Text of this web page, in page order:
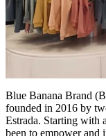
Blue Banana Brand
founded in 2016 by
Estrada. Starting with
been to empower and